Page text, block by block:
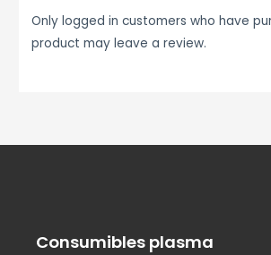
Only logged in customers who have
product may leave a review.
Consumibles plasma